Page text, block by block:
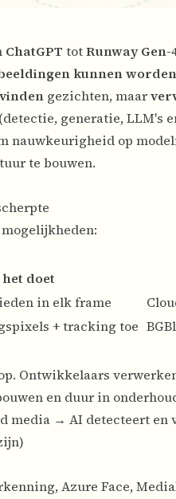
ChatGPT totRunway Gen-
kunnen
vinden gezichten, maar
generatie, LLM's
nauwkeurigheid op
te bouwen.
doet
in elk frame
+ tracking toe
Ontwikkelaars
en duur in
media → AI detecteert en
Azure Face,